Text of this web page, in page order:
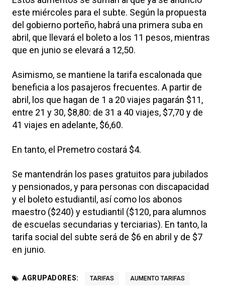
este miércoles para el subte. Según la propuesta
del gobierno porteño, habrá una primera suba en
abril, que llevará el boleto a los 11 pesos, mientras
que en junio se elevará a 12,50.
Asimismo, se mantiene la tarifa escalonada que
beneficia a los pasajeros frecuentes. A partir de
abril, los que hagan de 1 a 20 viajes pagarán $11,
entre 21 y 30, $8,80: de 31 a 40 viajes, $7,70 y de
41 viajes en adelante, $6,60.
En tanto, el Premetro costará $4.
Se mantendrán los pases gratuitos para jubilados
y pensionados, y para personas con discapacidad
y el boleto estudiantil, así como los abonos
maestro ($240) y estudiantil ($120, para alumnos
de escuelas secundarias y terciarias). En tanto, la
tarifa social del subte será de $6 en abril y de $7
en junio.
AGRUPADORES: TARIFAS AUMENTO TARIFAS